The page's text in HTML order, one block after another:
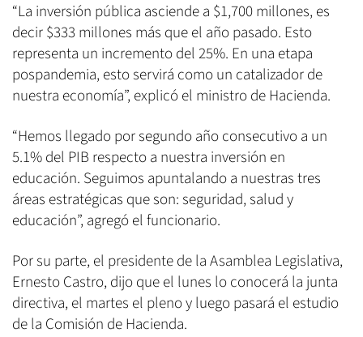
“La inversión pública asciende a $1,700 millones, es
decir $333 millones más que el año pasado. Esto
representa un incremento del 25%. En una etapa
pospandemia, esto servirá como un catalizador de
nuestra economía”, explicó el ministro de Hacienda.
“Hemos llegado por segundo año consecutivo a un
5.1% del PIB respecto a nuestra inversión en
educación. Seguimos apuntalando a nuestras tres
áreas estratégicas que son: seguridad, salud y
educación”, agregó el funcionario.
Por su parte, el presidente de la Asamblea Legislativa,
Ernesto Castro, dijo que el lunes lo conocerá la junta
directiva, el martes el pleno y luego pasará el estudio
de la Comisión de Hacienda.